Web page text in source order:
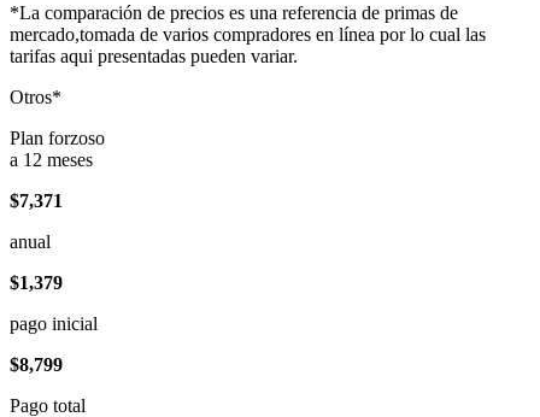
*La comparación de precios es una referencia de primas de
mercado,tomada de varios compradores en línea por lo cual las
tarifas aqui presentadas pueden variar.
Otros*
Plan forzoso
a 12 meses
$7,371
anual
$1,379
pago inicial
$8,799
Pago total